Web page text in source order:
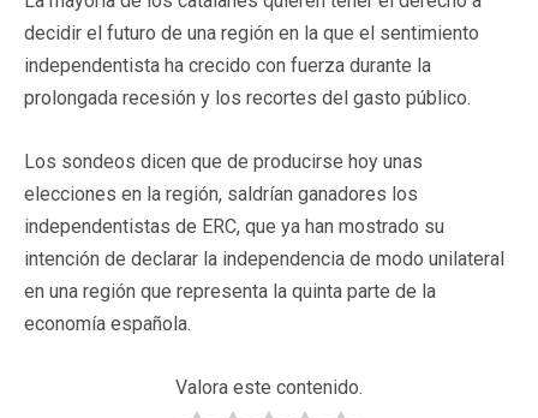
decidir el futuro de una región en la que el sentimiento
independentista ha crecido con fuerza durante la
prolongada recesión y los recortes del gasto público.
Los sondeos dicen que de producirse hoy unas
elecciones en la región, saldrían ganadores los
independentistas de ERC, que ya han mostrado su
intención de declarar la independencia de modo unilateral
en una región que representa la quinta parte de la
economía española.
Valora este contenido.